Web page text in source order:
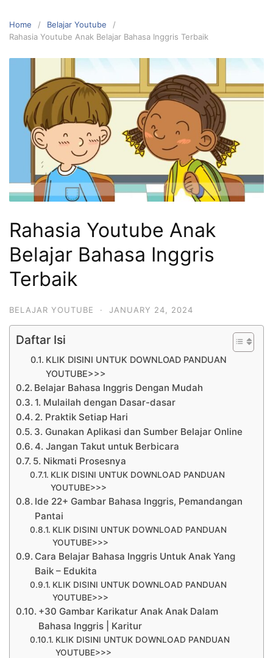
Home
Belajar Youtube
Rahasia Youtube Anak Belajar Bahasa Inggris Terbaik
Rahasia Youtube Anak
Belajar Bahasa Inggris
Terbaik
BELAJAR YOUTUBE · JANUARY 24, 2024
Daftar Isi
KLIK DISINI UNTUK DOWNLOAD PANDUAN
YOUTUBE>>>
Belajar Bahasa Inggris Dengan Mudah
1. Mulailah dengan Dasar-dasar
2. Praktik Setiap Hari
3. Gunakan Aplikasi dan Sumber Belajar Online
4. Jangan Takut untuk Berbicara
5. Nikmati Prosesnya
KLIK DISINI UNTUK DOWNLOAD PANDUAN
YOUTUBE>>>
Ide 22+ Gambar Bahasa Inggris, Pemandangan
Pantai
KLIK DISINI UNTUK DOWNLOAD PANDUAN
YOUTUBE>>>
Cara Belajar Bahasa Inggris Untuk Anak Yang
Baik – Edukita
KLIK DISINI UNTUK DOWNLOAD PANDUAN
YOUTUBE>>>
+30 Gambar Karikatur Anak Anak Dalam
Bahasa Inggris | Karitur
KLIK DISINI UNTUK DOWNLOAD PANDUAN
YOUTUBE>>>